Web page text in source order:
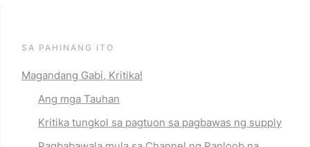
SA PAHINANG ITO
Magandang Gabi, Kritika!
Ang mga Tauhan
Kritika tungkol sa pagtuon sa pagbawas ng supply